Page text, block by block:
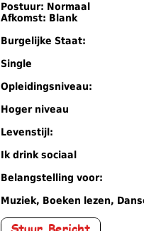
Postuur: Normaal
Afkomst: Blank
Burgelijke Staat:
Single
Opleidingsniveau:
Hoger niveau
Levenstijl:
Ik drink sociaal
Belangstelling voor:
Muziek, Boeken lezen,